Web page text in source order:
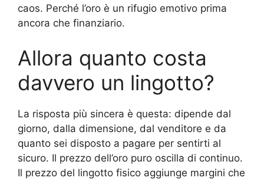
caos. Perché l’oro è un rifugio emotivo prima
ancora che finanziario.
Allora quanto costa
davvero un lingotto?
La risposta più sincera è questa: dipende dal
giorno, dalla dimensione, dal venditore e da
quanto sei disposto a pagare per sentirti al
sicuro. Il prezzo dell’oro puro oscilla di continuo.
Il prezzo del lingotto fisico aggiunge margini che